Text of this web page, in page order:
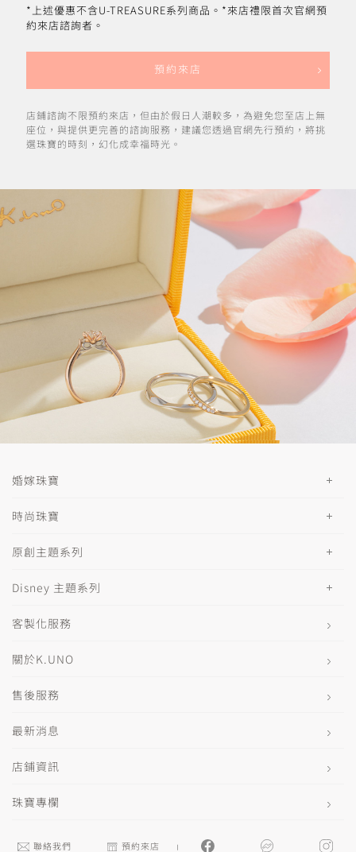
*上述優惠不含U-TREASURE系列商品。*來店禮限首次官網預
約來店諮詢者。
預約來店
店鋪諮詢不限預約來店，但由於假日人潮較多，為避免您至店上無
座位，與提供更完善的諮詢服務，建議您透過官網先行預約，將挑
選珠寶的時刻，幻化成幸福時光。
婚嫁珠寶
時尚珠寶
原創主題系列
Disney 主題系列
客製化服務
關於K.UNO
售後服務
最新消息
店鋪資訊
珠寶專欄
聯絡我們 預約來店